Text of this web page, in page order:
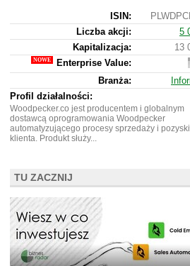
ISIN:
Liczba akcji:
5
Kapitalizacja:
13
Enterprise Value:
Branża:
Profil działalności:
Woodpecker.co jest producentem i globalnym
dostawcą oprogramowania Woodpecker
automatyzującego procesy sprzedaży i
klienta. Produkt służy...
TU ZACZNIJ